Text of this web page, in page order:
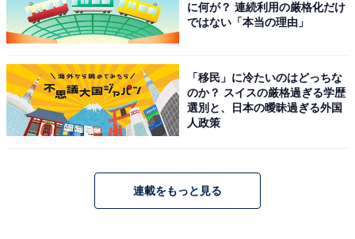
に何が？ 連続利用の厳格化だけ
ではない「本当の理由」
「移民」に冷たいのはどっちな
のか？ スイスの厳格過ぎる学歴
選別と、日本の曖昧過ぎる外国
人政策
連載をもっと見る